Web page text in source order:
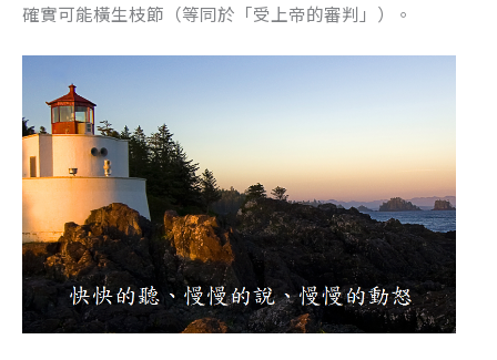
確實可能橫生枝節（等同於「受上帝的審判」）。